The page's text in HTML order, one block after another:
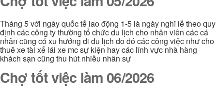
Tháng 5 với ngày quốc tế lao động 1-5 là ngày nghĩ lễ theo quy
định các công ty thường tổ chức du lịch cho nhân viên các cá
nhân cũng có xu hướng đi du lịch do đó các công việc như cho
thuê xe tài xế lái xe mc sự kiện hay các lĩnh vực nhà hàng
khách sạn cũng thu hút nhiều nhân sự
Chợ tốt việc làm 06/2026